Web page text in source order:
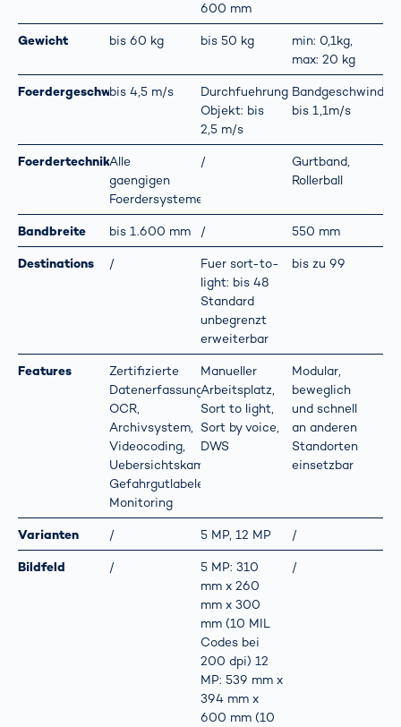
600 mm
Gewicht bis 60 kg bis 50 kg
min: 0,1kg,
max: 20 kg
Foerdergeschwindigkeit
bis 4,5 m/s
Durchfuehrung
Objekt: bis
2,5 m/s
bis 1,1m/s
FoerdertechnikAlle
gaengigen
Foerdersysteme
/
Gurtband,
Rollerball
Bandbreite bis 1.600 mm / 550 mm
Destinations /
Fuer sort-to-
light: bis 48
Standard
unbegrenzt
erweiterbar
bis zu 99
Features
Zertifizierte
Datenerfassung,
OCR,
Archivsystem,
Videocoding,
Uebersichtskamera,
Gefahrgutlabelerkennung,
Monitoring
Manueller
Arbeitsplatz,
Sort to light,
Sort by voice,
DWS
Modular,
beweglich
und schnell
an anderen
Standorten
einsetzbar
Varianten / 5 MP, 12 MP /
Bildfeld /
5 MP: 310
mm x 260
mm x 300
mm (10 MIL
Codes bei
200 dpi) 12
MP: 539 mm x
394 mm x
600 mm (10
/